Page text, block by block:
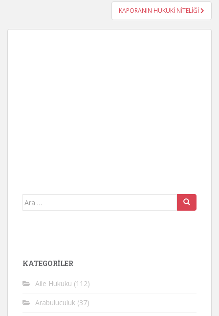
KAPORANIN HUKUKİ NİTELİĞİ
Arama
KATEGORİLER
Aile Hukuku (112)
Arabuluculuk (37)